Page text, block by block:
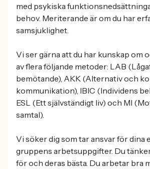
med psykiska
behov. Meriterande är om du har
samsjuklighet.
Vi ser gärna att du har kunskap om
av flera följande metoder: LAB
bemötande), AKK (Alternativ och
kommunikation), IBIC (Individens
ESL (Ett självständigt liv) och MI
samtal).
Vi söker dig som tar ansvar för dina
gruppens arbetsuppgifter. Du
för och deras bästa. Du arbetar bra